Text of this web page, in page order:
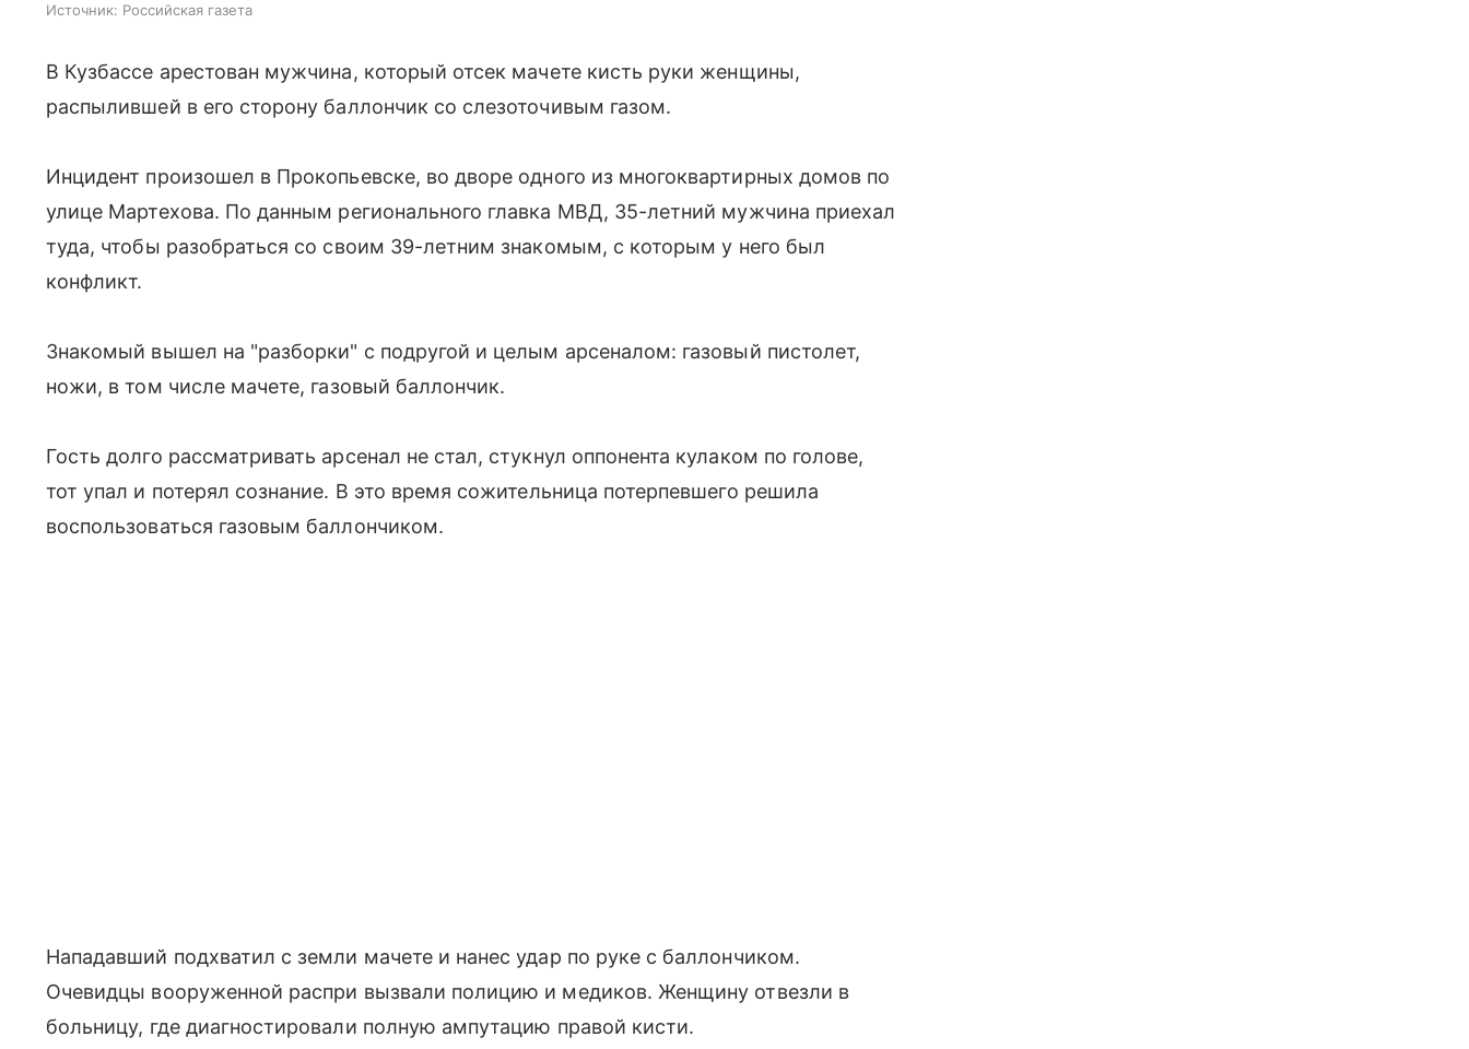
Источник: Российская газета
В Кузбассе арестован мужчина, который отсек мачете кисть руки женщины,
распылившей в его сторону баллончик со слезоточивым газом.
Инцидент произошел в Прокопьевске, во дворе одного из многоквартирных домов по
улице Мартехова. По данным регионального главка МВД, 35-летний мужчина приехал
туда, чтобы разобраться со своим 39-летним знакомым, с которым у него был
конфликт.
Знакомый вышел на "разборки" с подругой и целым арсеналом: газовый пистолет,
ножи, в том числе мачете, газовый баллончик.
Гость долго рассматривать арсенал не стал, стукнул оппонента кулаком по голове,
тот упал и потерял сознание. В это время сожительница потерпевшего решила
воспользоваться газовым баллончиком.
Нападавший подхватил с земли мачете и нанес удар по руке с баллончиком.
Очевидцы вооруженной распри вызвали полицию и медиков. Женщину отвезли в
больницу, где диагностировали полную ампутацию правой кисти.